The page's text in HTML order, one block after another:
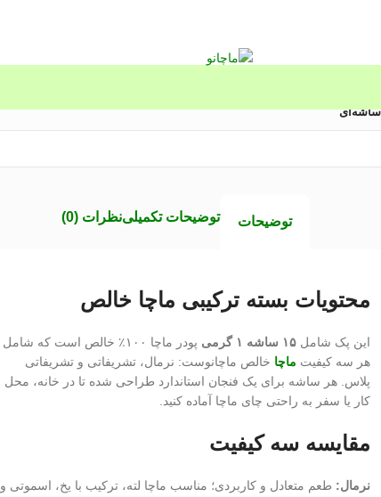
توضیحات توضیحات تکمیلینظرات (0)
محتویات بسته ترکیبی ماچا خالص
این پک شامل ۱۵ ساشه ۱ گرمی
پودر ماچا ۱۰۰٪ خالص است که شامل
هر سه کیفیت ماچا خالص ماچانوست: نرمال، تشریفاتی و تشریفاتی
پلاس. هر ساشه برای یک فنجان استاندارد طراحی شده تا در خانه، محل
کار یا سفر به راحتی چای ماچا آماده کنید.
مقایسه سه کیفیت
نرمال: طعم متعادل و کاربردی؛ مناسب ماچا لته، ترکیب با یخ، اسموتی و